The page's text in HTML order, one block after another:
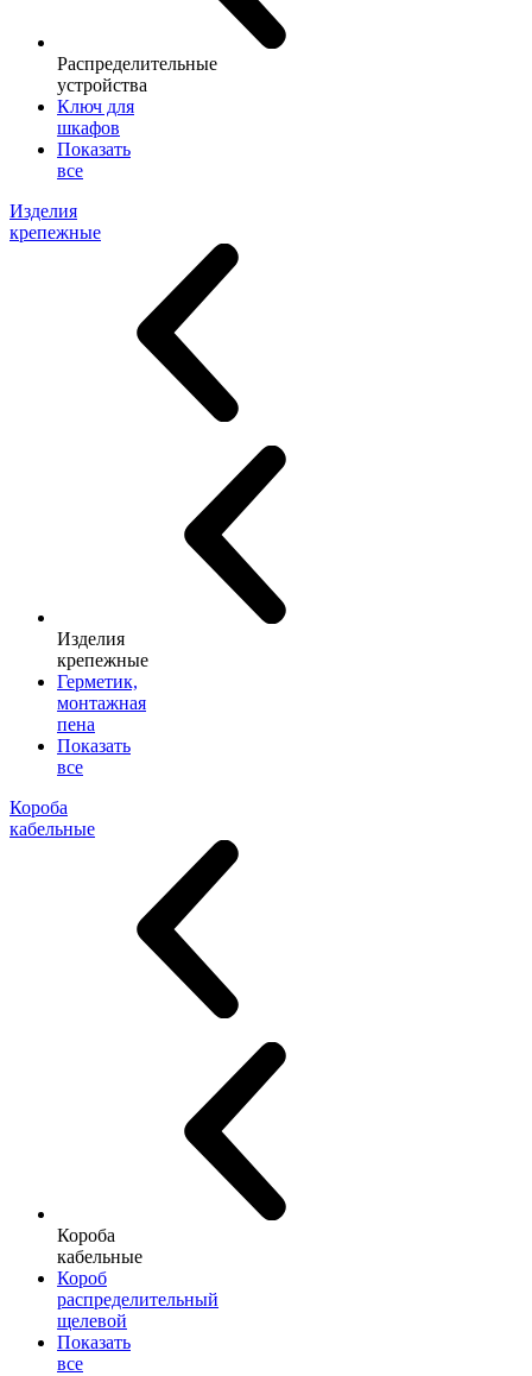
Распределительные
устройства
Ключ для
шкафов
Показать
все
Изделия
крепежные
Изделия
крепежные
Герметик,
монтажная
пена
Показать
все
Короба
кабельные
Короба
кабельные
Короб
распределительный
щелевой
Показать
все